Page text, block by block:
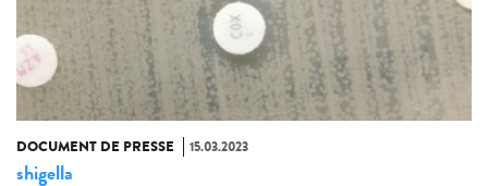
DOCUMENT DE PRESSE 15.03.2023
shigella